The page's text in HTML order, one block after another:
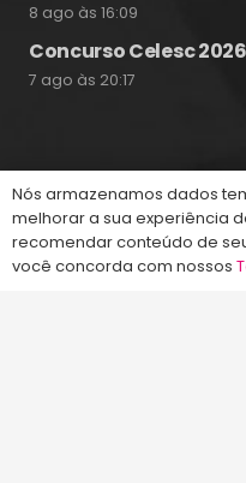
8 ago às 16:09
Concurso Celesc
7 ago às 20:17
Fale Conosco
(48) 99828-9929
Nós armazenamos dados
melhorar a sua experiência
recomendar conteúdo de
você concorda com nossos